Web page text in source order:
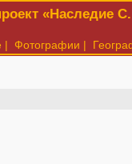
«Наследие
| Фотографии |